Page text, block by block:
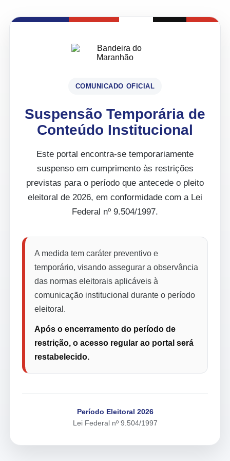
COMUNICADO OFICIAL
Suspensão Temporária de
Conteúdo Institucional
Este portal encontra-se temporariamente
suspenso em cumprimento às restrições
previstas para o período que antecede o pleito
eleitoral de 2026, em conformidade com a Lei
Federal nº 9.504/1997.
A medida tem caráter preventivo e
temporário, visando assegurar a observância
das normas eleitorais aplicáveis à
comunicação institucional durante o período
eleitoral.
Após o encerramento do período de
restrição, o acesso regular ao portal será
restabelecido.
Período Eleitoral 2026
Lei Federal nº 9.504/1997